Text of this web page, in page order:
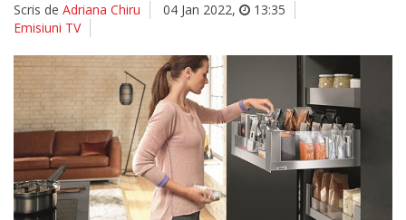
Scris de Adriana Chiru 04 Jan 2022,
13:35
Emisiuni TV